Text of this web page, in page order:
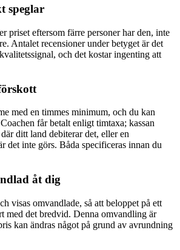
speglar
priset eftersom färre personer har den, inte
Antalet recensioner under betyget är det
och det kostar ingenting att
med en timmes minimum, och du kan
får betalt enligt timtaxa; kassan
ditt land debiterar det, eller en
det inte görs. Båda specificeras innan du
åt dig
visas omvandlade, så att beloppet på ett
med det bredvid. Denna omvandling är
kan ändras något på grund av avrundning